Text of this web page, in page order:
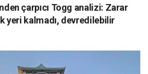
çarpıcı Togg analizi: Zarar
yeri kalmadı, devredilebilir